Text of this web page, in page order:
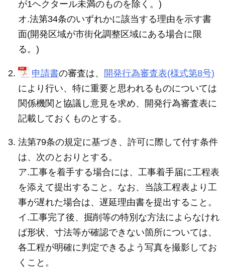
が1ヘクタール未満のものを除く。)
オ.法第34条のいずれかに該当する理由を示す書
面(開発区域が市街化調整区域にある場合に限
る。)
申請書の審査は、
開発行為審査表(様式第8号)
により行い、特に重要と思われるものについては
関係機関と協議し意見を求め、開発行為審査表に
記載しておくものとする。
法第79条の規定に基づき、許可に際して付す条件
は、次のとおりとする。
ア.工事を着手する場合には、工事着手届に工程表
を添えて提出すること。なお、当該工程表より工
事が遅れた場合は、遅延理由書を提出すること。
イ.工事完了後、掘削等の特別な方法によらなけれ
ば形状、寸法等が確認できない箇所については、
各工程が明確に判定できるよう写真を撮影してお
くこと。